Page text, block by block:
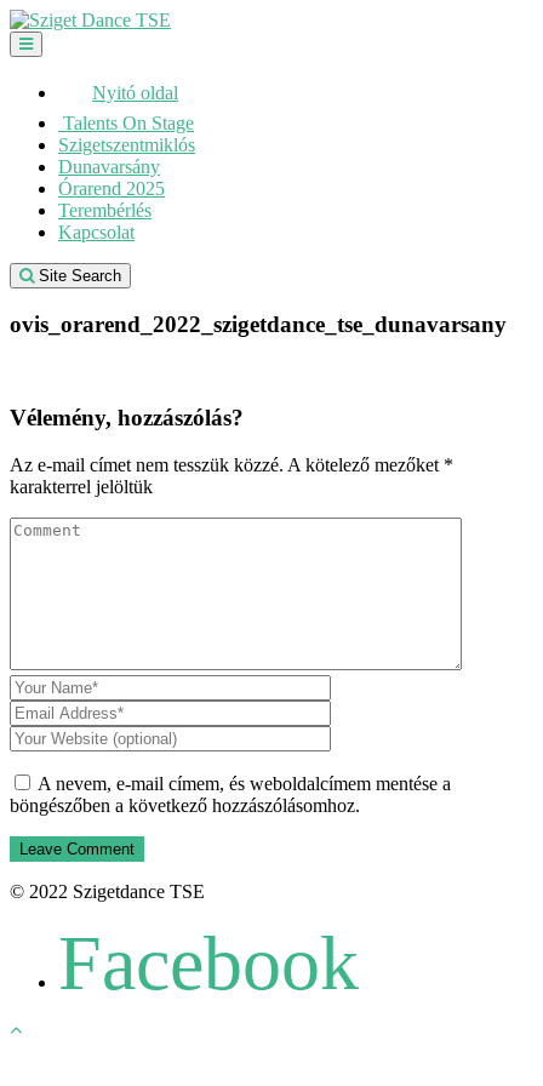
Skip
to
content
Nyitó oldal
Talents On Stage
Szigetszentmiklós
Dunavarsány
Órarend 2025
Terembérlés
Kapcsolat
Site Search
ovis_orarend_2022_szigetdance_tse_dunavarsany
Vélemény, hozzászólás?
Az e-mail címet nem tesszük közzé. A kötelező mezőket *
karakterrel jelöltük
A nevem, e-mail címem, és weboldalcímem mentése a
böngészőben a következő hozzászólásomhoz.
© 2022 Szigetdance TSE
Facebook